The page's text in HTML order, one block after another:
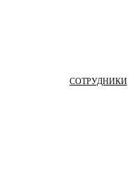
СОТРУДНИКИ